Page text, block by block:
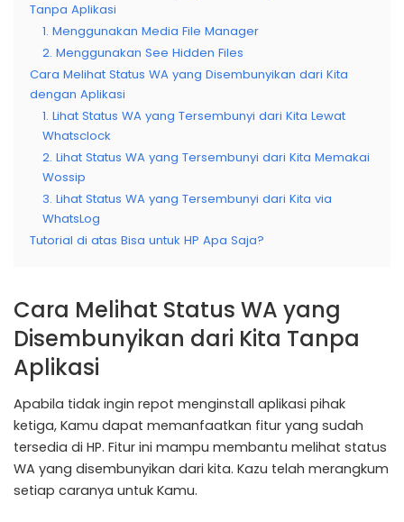
Tanpa Aplikasi
1. Menggunakan Media File Manager
2. Menggunakan See Hidden Files
Cara Melihat Status WA yang Disembunyikan dari Kita
dengan Aplikasi
1. Lihat Status WA yang Tersembunyi dari Kita Lewat
Whatsclock
2. Lihat Status WA yang Tersembunyi dari Kita Memakai
Wossip
3. Lihat Status WA yang Tersembunyi dari Kita via
WhatsLog
Tutorial di atas Bisa untuk HP Apa Saja?
Cara Melihat Status WA yang
Disembunyikan dari Kita Tanpa
Aplikasi
Apabila tidak ingin repot menginstall aplikasi pihak
ketiga, Kamu dapat memanfaatkan fitur yang sudah
tersedia di HP. Fitur ini mampu membantu melihat status
WA yang disembunyikan dari kita. Kazu telah merangkum
setiap caranya untuk Kamu.